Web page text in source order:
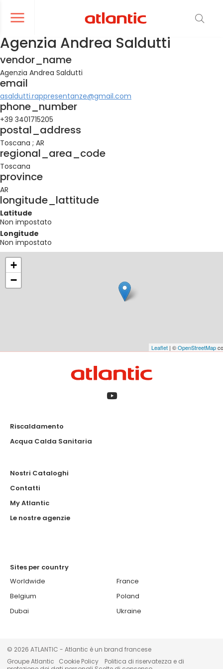
Ouvrir le menu de navigation
le menu de navigation
Agenzia Andrea Saldutti
vendor_name
Agenzia Andrea Saldutti
email
asaldutti.rappresentanze@gmail.com
phone_number
+39 3401715205
postal_address
Toscana ; AR
regional_area_code
Toscana
province
AR
longitude_lattitude
Latitude
Non impostato
Longitude
Non impostato
+
−
Leaflet | ©OpenStreetMap
Riscaldamento
Acqua Calda Sanitaria
Nostri Cataloghi
Contatti
My Atlantic
Le nostre agenzie
Sites per country
Worldwide
Belgium
Dubai
France
Poland
Ukraine
© 2026 ATLANTIC - Atlantic è un brand francese
Groupe Atlantic
Cookie Policy
Politica di riservatezza e di